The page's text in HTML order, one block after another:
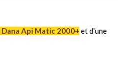
Dana Api Matic 2000+ et d'une